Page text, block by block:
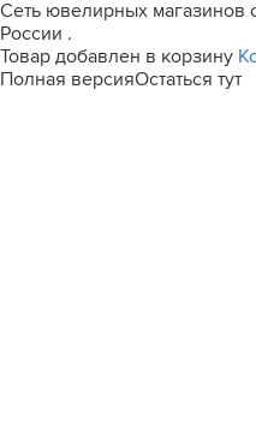
Сеть ювелирных магазинов
России .
Товар добавлен в корзину
Полная версияОстаться тут